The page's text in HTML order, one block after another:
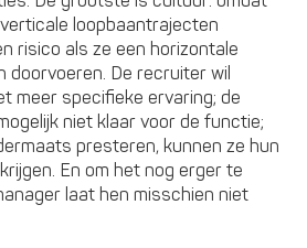
loopbaantrajecten
risico als ze een horizontale
doorvoeren. De recruiter wil
meer specifieke ervaring; de
niet klaar voor de functie;
presteren, kunnen ze hun
En om het nog erger te
laat hen misschien niet